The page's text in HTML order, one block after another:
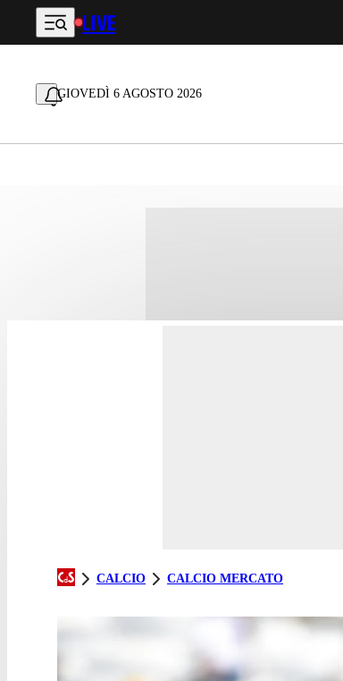
Vai al contenuto principale
LIVE
GIOVEDÌ 6 AGOSTO 2026
CALCIO CALCIO MERCATO